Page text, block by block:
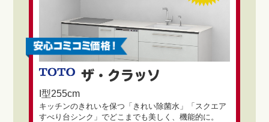
ザ・クラッソ
I型255cm
キッチンのきれいを保つ「きれい除菌水」「スクエア
すべり台シンク」でどこまでも美しく、機能的に。